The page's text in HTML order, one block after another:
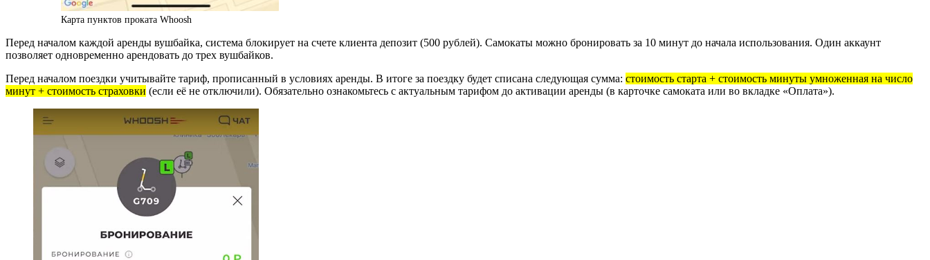
Карта пунктов проката Whoosh
Перед началом каждой аренды вушбайка, система блокирует на счете клиента депозит (500 рублей). Самокаты можно бронировать за 10 минут до начала использования. Один аккаунт
позволяет одновременно арендовать до трех вушбайков.
Перед началом поездки учитывайте тариф, прописанный в условиях аренды. В итоге за поездку будет списана следующая сумма: стоимость старта + стоимость минуты умноженная на число
минут + стоимость страховки (если её не отключили). Обязательно ознакомьтесь с актуальным тарифом до активации аренды (в карточке самоката или во вкладке «Оплата»).